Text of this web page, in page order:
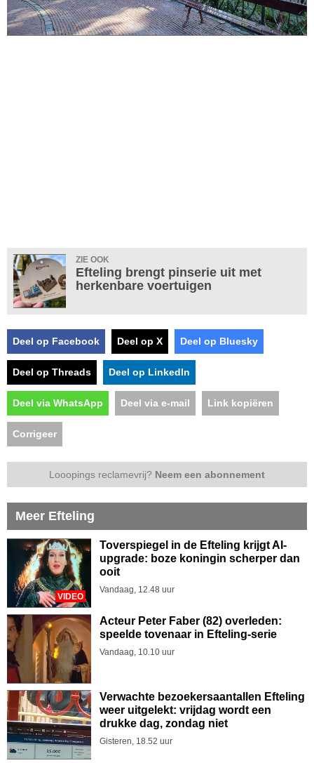
ZIE OOK
Efteling brengt pinserie uit met
herkenbare voertuigen
Deel op Facebook Deel op X Deel op Bluesky
Deel op Threads Deel op LinkedIn
Deel via WhatsApp Deel via e-mail Link kopiëren
Corrigeer
Looopings reclamevrij? Neem een abonnement
Meer Efteling
VIDEO
Toverspiegel in de Efteling krijgt AI-
upgrade: boze koningin scherper dan
ooit
Vandaag, 12.48 uur
Acteur Peter Faber (82) overleden:
speelde tovenaar in Efteling-serie
Vandaag, 10.10 uur
Verwachte bezoekersaantallen Efteling
weer uitgelekt: vrijdag wordt een
drukke dag, zondag niet
Gisteren, 18.52 uur